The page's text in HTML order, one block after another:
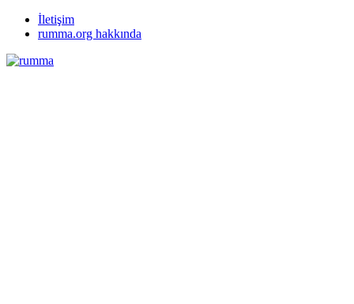
İletişim
rumma.org hakkında